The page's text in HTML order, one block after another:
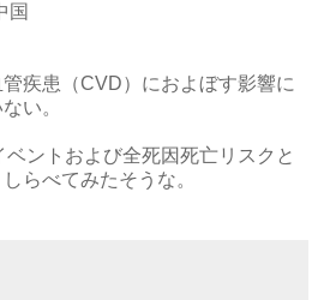
疾患（CVD）におよぼす影響に
い。
ントおよび全死因死亡リスクと
らべてみたそうな。